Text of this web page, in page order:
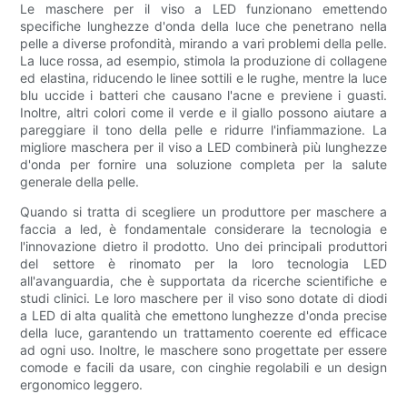
Le maschere per il viso a LED funzionano emettendo
specifiche lunghezze d'onda della luce che penetrano nella
pelle a diverse profondità, mirando a vari problemi della pelle.
La luce rossa, ad esempio, stimola la produzione di collagene
ed elastina, riducendo le linee sottili e le rughe, mentre la luce
blu uccide i batteri che causano l'acne e previene i guasti.
Inoltre, altri colori come il verde e il giallo possono aiutare a
pareggiare il tono della pelle e ridurre l'infiammazione. La
migliore maschera per il viso a LED combinerà più lunghezze
d'onda per fornire una soluzione completa per la salute
generale della pelle.
Quando si tratta di scegliere un produttore per maschere a
faccia a led, è fondamentale considerare la tecnologia e
l'innovazione dietro il prodotto. Uno dei principali produttori
del settore è rinomato per la loro tecnologia LED
all'avanguardia, che è supportata da ricerche scientifiche e
studi clinici. Le loro maschere per il viso sono dotate di diodi
a LED di alta qualità che emettono lunghezze d'onda precise
della luce, garantendo un trattamento coerente ed efficace
ad ogni uso. Inoltre, le maschere sono progettate per essere
comode e facili da usare, con cinghie regolabili e un design
ergonomico leggero.